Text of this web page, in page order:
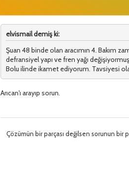
elvismail demiş ki:
Şuan 48 binde olan aracımın 4. Bakım
defransiyel yapı ve fren yağı
Bolu ilinde ikamet ediyorum. Tavsiyesi
Arıcan'ı arayıp sorun.
Çözümün bir parçası değilsen sorunun bir